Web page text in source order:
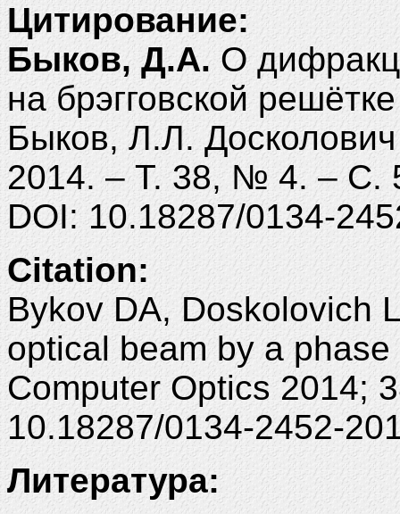
Цитирование:
Быков, Д.А.О
на брэгговской
Быков, Л.Л.
2014. – Т. 38, № 4. – С.
DOI: 10.18287/0134-
Citation:
Bykov DA, Doskolovich
optical beam by a
Computer Optics 2014;
10.18287/0134-2452-
Литература: